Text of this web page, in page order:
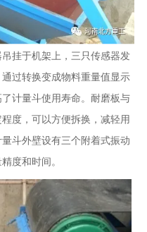
挂于机架上，三只传感器发
过转换变成物料重量值显示
计量斗使用寿命。耐磨板与
度，可以方便拆换，减轻用
斗外壁设有三个附着式振动
度和时间。